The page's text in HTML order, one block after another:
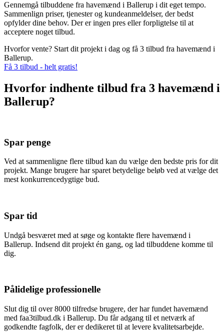
Gennemgå tilbuddene fra havemænd i Ballerup i dit eget tempo.
Sammenlign priser, tjenester og kundeanmeldelser, der bedst
opfylder dine behov. Der er ingen pres eller forpligtelse til at
acceptere noget tilbud.
Hvorfor vente? Start dit projekt i dag og få 3 tilbud fra havemænd i
Ballerup.
Få 3 tilbud - helt gratis!
Hvorfor indhente tilbud fra 3 havemænd i
Ballerup?
Spar penge
Ved at sammenligne flere tilbud kan du vælge den bedste pris for dit
projekt. Mange brugere har sparet betydelige beløb ved at vælge det
mest konkurrencedygtige bud.
Spar tid
Undgå besværet med at søge og kontakte flere havemænd i
Ballerup. Indsend dit projekt én gang, og lad tilbuddene komme til
dig.
Pålidelige professionelle
Slut dig til over 8000 tilfredse brugere, der har fundet havemænd
med faa3tilbud.dk i Ballerup. Du får adgang til et netværk af
godkendte fagfolk, der er dedikeret til at levere kvalitetsarbejde.